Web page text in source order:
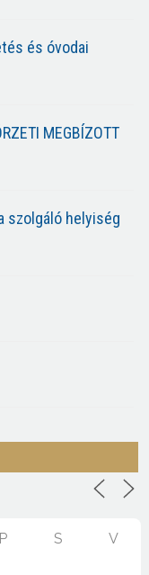
és óvodai
MEGBÍZOTT
szolgáló helyiség
P S V